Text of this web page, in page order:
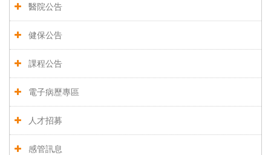
醫院公告
健保公告
課程公告
電子病歷專區
人才招募
感管訊息